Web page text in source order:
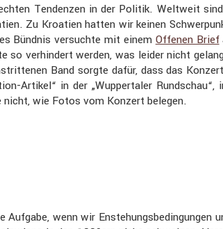
Tendenzen in der Politik. Weltweit
Zu Kroatien hatten wir keinen
Bündnis versuchte mit einem Offenen Brief
verhin­dert werden, was leider nicht
Band sorgte dafür, dass das
in der „Wupper­taler Rundschau“,
nicht, wie Fotos vom Konzert belegen.
wenn wir Enste­hungs­be­din­gungen